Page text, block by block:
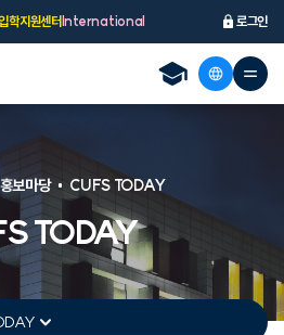
학지원센터International 로그인
TODAY
홍보마당 CUFS TODAY